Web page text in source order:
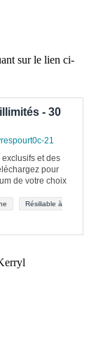
sur le lien ci-
- 30
21
et des
pour
de votre choix
Résiliable à